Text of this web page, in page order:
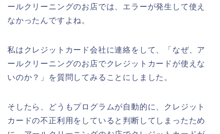
ールクリーニングのお店では、エラーが発生して使え
なかったんですよね。
私はクレジットカード会社に連絡をして、「なぜ、ア
ールクリーニングのお店でクレジットカードが使えな
いのか？」を質問してみることにしました。
そしたら、どうもプログラムが自動的に、クレジット
カードの不正利用をしていると判断してしまったため